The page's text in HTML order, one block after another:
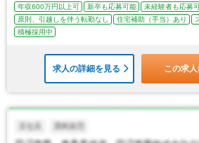
年収600万円以上可 新卒も応募可能
未経験者も応募
原則、引越しを伴う転勤なし
住宅補助（手当）あり
積極採用中
求人の詳細を見る この求